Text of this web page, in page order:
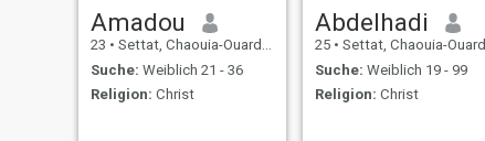
Amadou
23 • Settat, Chaouia-Ouardigha, Marokko
Suche: Weiblich 21 - 36
Religion: Christ
Abdelhadi
25 • Settat, Chaouia-Ouardigha, Marokko
Suche: Weiblich 19 - 99
Religion: Christ